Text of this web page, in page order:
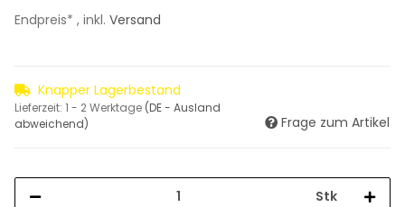
Endpreis* , inkl. Versand
Knapper Lagerbestand
Lieferzeit: 1 - 2 Werktage (DE - Ausland
abweichend)
Frage zum Artikel
Stk